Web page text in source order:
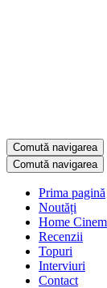
Comută navigarea
Comută navigarea
Prima pagină
Noutăți
Home
Recenzii
Topuri
Interviuri
Contact